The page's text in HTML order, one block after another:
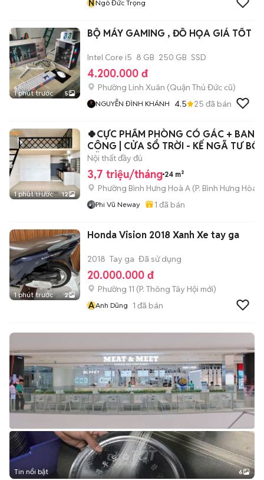
N Ngô Đức Trọng
1 phút trước 5
BỘ MÁY GAMING , ĐỒ HỌA GIÁ TỐT
Intel Core i5 8 GB 250 GB SSD
4.200.000 đ
Phường Linh Xuân (Quận Thủ Đức cũ)
NGUYỄN ĐÌNH KHÁNH 4.5 25 đã bán
1 phút trước 12
🍀CỰC PHẨM PHÒNG CÓ GÁC + BAN
CÔNG | CỬA SỔ TRỜI - KẾ NGÃ TƯ
XÃ
Nội thất đầy đủ
3,7 triệu/tháng 24 m²
Phường Bình Hưng Hoà A (P. Bình Hưng Hòa
Phi Vũ Neway 1 đã bán
1 phút trước 2
Honda Vision 2018 Xanh Xe tay ga
2018 Tay ga Đã sử dụng
20.000.000 đ
Phường 11 (P. Thông Tây Hội mới)
AAnh Dũng 1 đã bán
Tin nổi bật 6